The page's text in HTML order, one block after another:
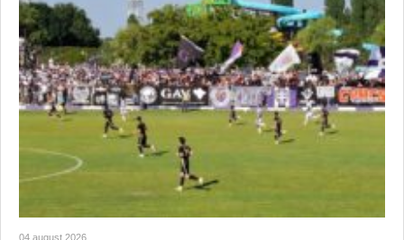
04 august 2026